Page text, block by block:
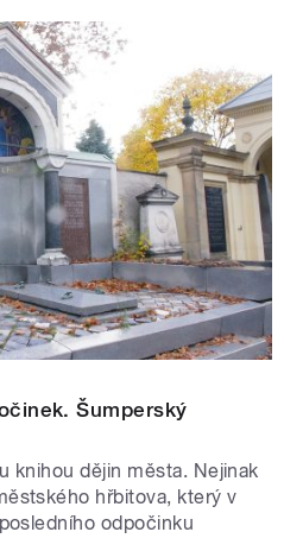
Šumperský
knihou dějin města. Nejinak
hřbitova, který v
odpočinku